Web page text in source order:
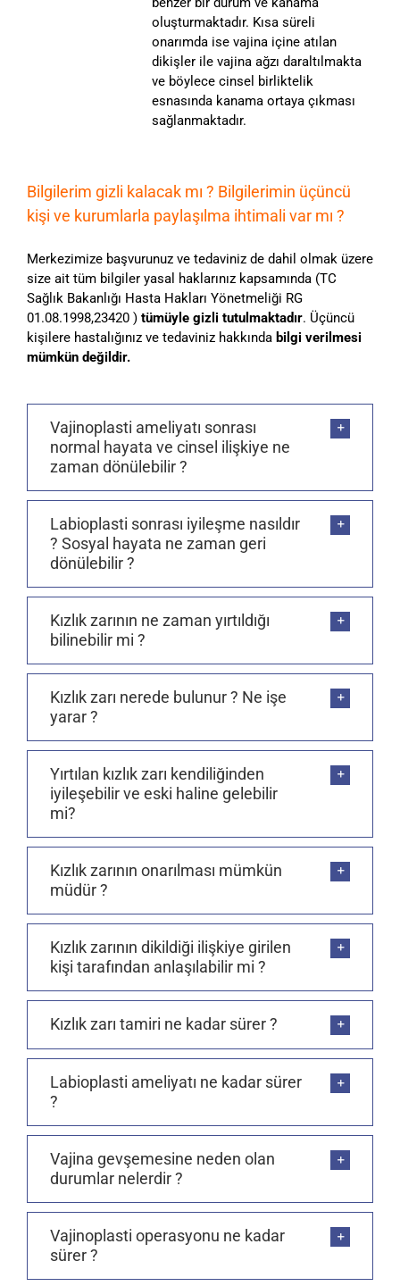
oluşturmaktadır. Kısa süreli
onarımda ise vajina içine atılan
dikişler ile vajina ağzı daraltılmakta
ve böylece cinsel birliktelik
esnasında kanama ortaya çıkması
sağlanmaktadır.
Bilgilerim gizli kalacak mı ? Bilgilerimin üçüncü
kişi ve kurumlarla paylaşılma ihtimali var mı ?
Merkezimize başvurunuz ve tedaviniz de dahil olmak üzere
size ait tüm bilgiler yasal haklarınız kapsamında (TC
Sağlık Bakanlığı Hasta Hakları Yönetmeliği RG
01.08.1998,23420 ) tümüyle gizli tutulmaktadır. Üçüncü
kişilere hastalığınız ve tedaviniz hakkında bilgi verilmesi
mümkün değildir.
Vajinoplasti ameliyatı sonrası
normal hayata ve cinsel ilişkiye ne
zaman dönülebilir ?
Labioplasti sonrası iyileşme nasıldır
? Sosyal hayata ne zaman geri
dönülebilir ?
Kızlık zarının ne zaman yırtıldığı
bilinebilir mi ?
Kızlık zarı nerede bulunur ? Ne işe
yarar ?
Yırtılan kızlık zarı kendiliğinden
iyileşebilir ve eski haline gelebilir
mi?
Kızlık zarının onarılması mümkün
müdür ?
Kızlık zarının dikildiği ilişkiye girilen
kişi tarafından anlaşılabilir mi ?
Kızlık zarı tamiri ne kadar sürer ?
Labioplasti ameliyatı ne kadar sürer
?
Vajina gevşemesine neden olan
durumlar nelerdir ?
Vajinoplasti operasyonu ne kadar
sürer ?